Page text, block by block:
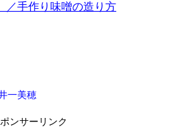
／手作り味噌の造り方
一美穂
ンサーリンク